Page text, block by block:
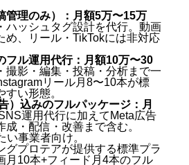
管理のみ）：月額5万〜15万
ハッシュタグ設計を代行。動画
め、リール・TikTokには非対応
フル運用代行：月額10万〜30
撮影・編集・投稿・分析まで一
リール月8〜10本が標
い形態。
）込みのフルパッケージ：月
運用代行に加えてMeta広告
・配信・改善まで含む。
い事業者向け。
グプロテアが提供する標準プラ
月10本+フィード月4本のフル